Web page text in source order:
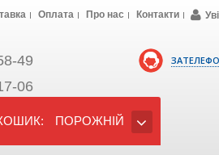
49
06
Оплата Про нас Контакти
ПОРОЖНІЙ